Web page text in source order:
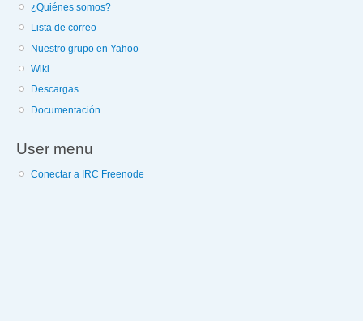
¿Quiénes somos?
Lista de correo
Nuestro grupo en Yahoo
Wiki
Descargas
Documentación
User menu
Conectar a IRC Freenode